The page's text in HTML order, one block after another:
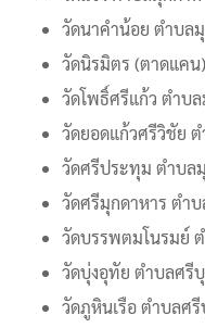
วัดนาคำน้อย ตำบล
วัดนิรมิตร (ตาดแค
วัดโพธิ์ศรีแก้ว ตำบ
วัดยอดแก้วศรีวิชัย
วัดศรีประทุม ตำบล
วัดศรีมุกดาหาร ตำ
วัดบรรพตมโนรมย์
วัดบุ่งอุทัย ตำบลศรี
วัดภูหินเรือ ตำบลศรี